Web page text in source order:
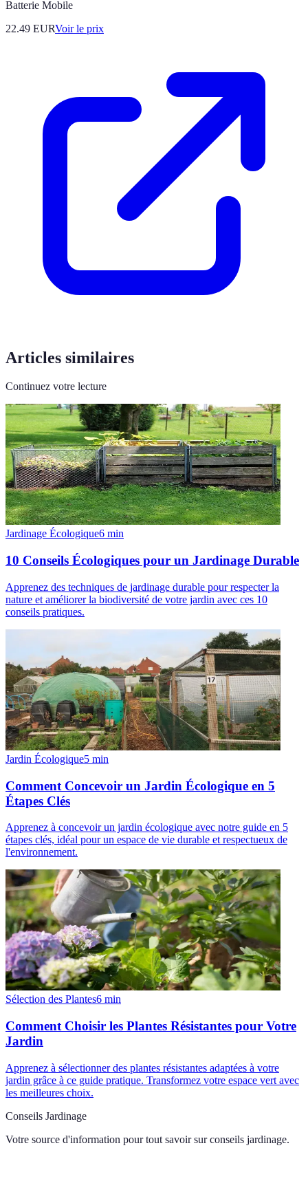
Batterie Mobile
22.49 EURVoir le prix
Articles similaires
Continuez votre lecture
Jardinage Écologique6 min
10 Conseils Écologiques pour un Jardinage Durable
Apprenez des techniques de jardinage durable pour respecter la
nature et améliorer la biodiversité de votre jardin avec ces 10
conseils pratiques.
Jardin Écologique5 min
Comment Concevoir un Jardin Écologique en 5
Étapes Clés
Apprenez à concevoir un jardin écologique avec notre guide en 5
étapes clés, idéal pour un espace de vie durable et respectueux de
l'environnement.
Sélection des Plantes6 min
Comment Choisir les Plantes Résistantes pour Votre
Jardin
Apprenez à sélectionner des plantes résistantes adaptées à votre
jardin grâce à ce guide pratique. Transformez votre espace vert avec
les meilleures choix.
Conseils Jardinage
Votre source d'information pour tout savoir sur conseils jardinage.